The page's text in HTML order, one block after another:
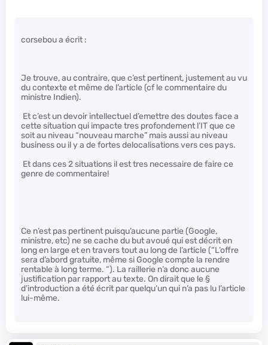
corsebou a écrit :
Je trouve, au contraire, que c’est pertinent, justement au vu
du contexte et même de l’article (cf le commentaire du
ministre Indien).
Et c’est un devoir intellectuel d’emettre des doutes face a
cette situation qui impacte tres profondement l’IT que ce
soit au niveau “nouveau marche” mais aussi au niveau
business ou il y a de fortes delocalisations vers ces pays.
Et dans ces 2 situations il est tres necessaire de faire ce
genre de commentaire!
Ce n’est pas pertinent puisqu’aucune partie (Google,
ministre, etc) ne se cache du but avoué qui est décrit en
long en large et en travers tout au long de l’article (“L’offre
sera d’abord gratuite, même si Google compte la rendre
rentable à long terme. “). La raillerie n’a donc aucune
justification par rapport au texte. On dirait que le §
d’introduction a été écrit par quelqu’un qui n’a pas lu l’article
lui-même.